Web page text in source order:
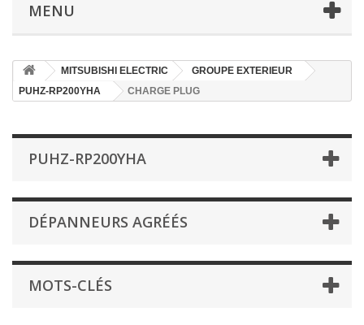
MENU
MITSUBISHI ELECTRIC
GROUPE EXTERIEUR
PUHZ-RP200YHA
CHARGE PLUG
PUHZ-RP200YHA
DÉPANNEURS AGRÉÉS
MOTS-CLÉS